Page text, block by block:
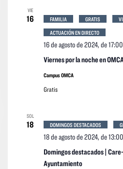
VIE
16
Viernes por la noche en
16 de agosto de 2024, de 17:00
FAMILIA GRATIS
ACTUACIÓN EN DIRECTO
Campus OMCA
Gratis
SOL
18
Domingos destacados |
Ayuntamiento
18 de agosto de 2024, de 13:00
DOMINGOS DESTACADOS